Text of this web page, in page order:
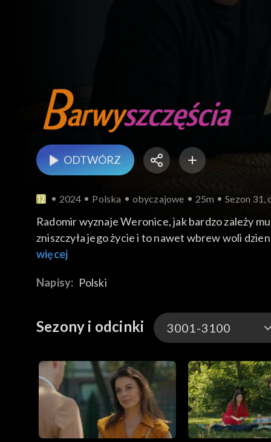
ODTWÓRZ
2024 Polska obyczajowe 25m Sezon 31,
Radomir wyznaje Weronice, jak bardzo zależy
zniszczyła jego życie i to nawet wbrew woli
Sadowskiemu o swojej burzliwej przeszłości, co
więcej
Napisy: Polski
Sezony i odcinki 3001-3100
3301-3400
3201-3300
3101-3200